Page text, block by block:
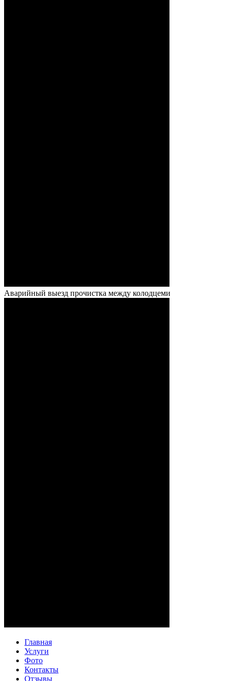
Аварийный выезд прочистка между колодцеми
Главная
Услуги
Фото
Контакты
Отзывы